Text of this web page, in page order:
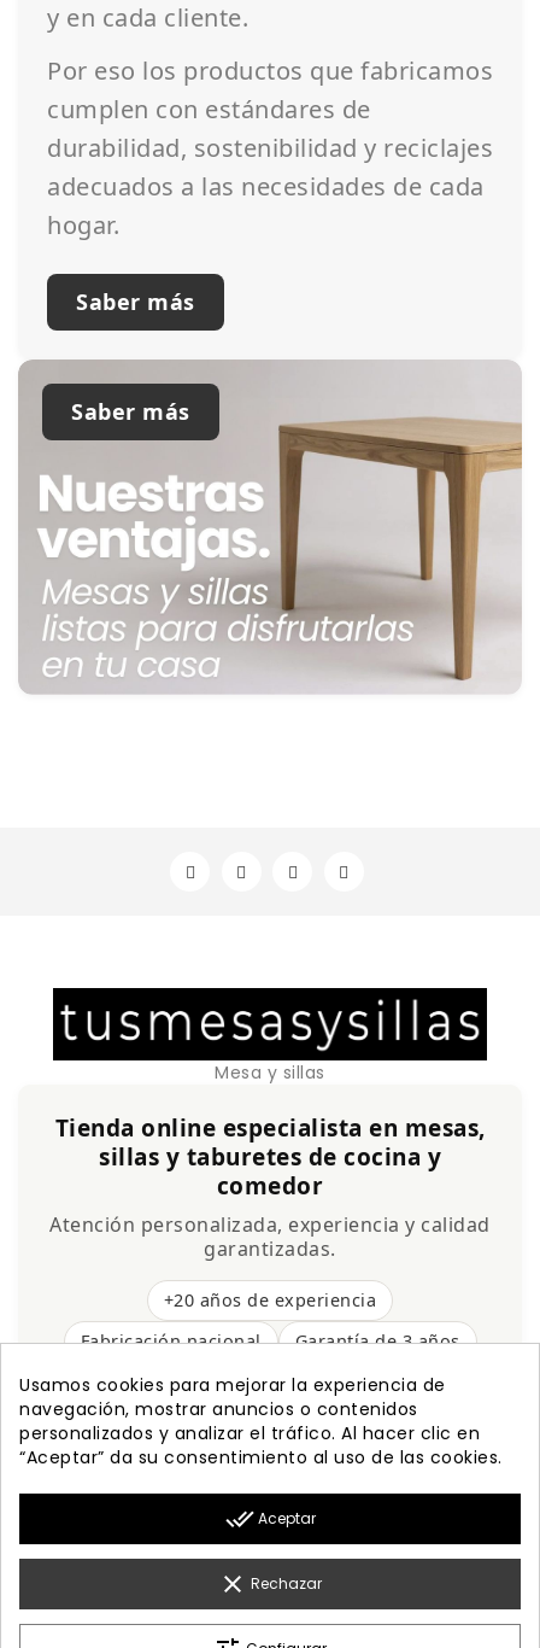
y en cada cliente.
Por eso los productos que fabricamos
cumplen con estándares de
durabilidad, sostenibilidad y reciclajes
adecuados a las necesidades de cada
hogar.
Saber más
Saber más
Mesa y sillas
Tienda online especialista en mesas,
sillas y taburetes de cocina y
comedor
Atención personalizada, experiencia y calidad
garantizadas.
+20 años de experiencia
Fabricación nacional
Garantía de 3 años
Envío gratis
PRODUCTOS 

INFORMACIÓN 
Usamos cookies para mejorar la experiencia de
navegación, mostrar anuncios o contenidos
personalizados y analizar el tráfico. Al hacer clic en
“Aceptar” da su consentimiento al uso de las cookies.
done_all Aceptar
clear Rechazar